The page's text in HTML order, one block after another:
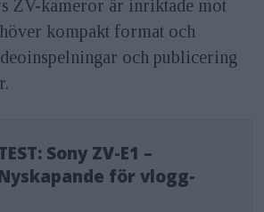
ZV-kameror är inriktade mot
kompakt format och
och publicering
Sony ZV-E1 –
för vlogg-